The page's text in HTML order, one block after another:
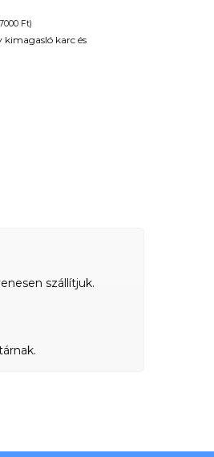
7000 Ft)
kimagasló karc és
szállítjuk.